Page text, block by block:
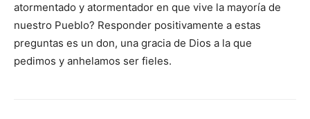
atormentado y atormentador en que vive la mayoría de
nuestro Pueblo? Responder positivamente a estas
preguntas es un don, una gracia de Dios a la que
pedimos y anhelamos ser fieles.